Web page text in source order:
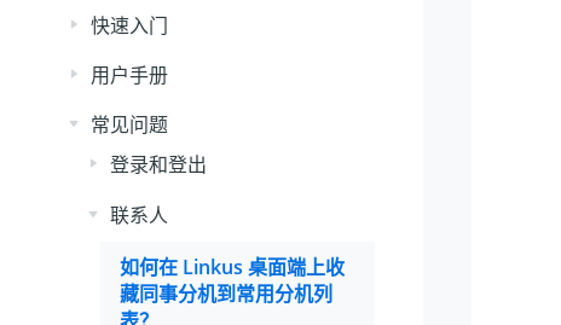
快速入门
用户手册
常见问题
登录和登出
联系人
如何在 Linkus 桌面端上收
藏同事分机到常用分机列